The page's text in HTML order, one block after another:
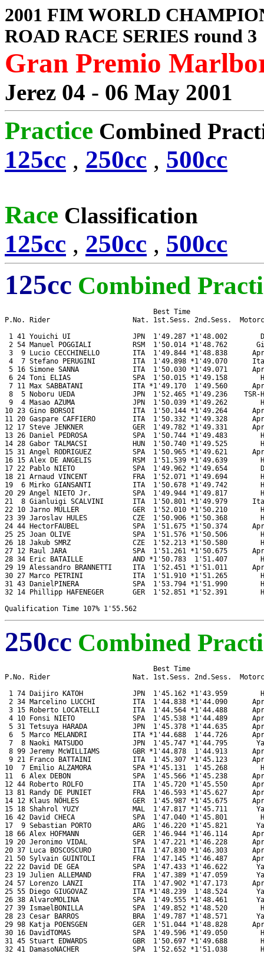
2001 FIM WORLD
ROAD RACE SERIES round 3
Gran Premio
Jerez 04 - 06 May 2001
Practice Combined
125cc , 250cc , 500cc
Race Classification
125cc , 250cc , 500cc
125cc Combined
                                    Best Time
P.No. Rider                    Nat. 1st.Sess. 2nd.Sess.
1 41 Youichi UI               JPN  1'49.287 *1'48.002
2 54 Manuel POGGIALI          RSM  1'50.014 *1'48.762
3  9 Lucio CECCHINELLO        ITA  1'49.844 *1'48.838
4  7 Stefano PERUGINI         ITA  1'49.898 *1'49.070
5 16 Simone SANNA             ITA  1'50.030 *1'49.071
6 24 Toni ELIAS               SPA  1'50.015 *1'49.158
7 11 Max SABBATANI            ITA *1'49.170  1'49.560
8  5 Noboru UEDA              JPN  1'52.465 *1'49.236    TSR-
9  4 Masao AZUMA              JPN  1'50.039 *1'49.262
10 23 Gino BORSOI              ITA  1'50.144 *1'49.264
11 20 Gaspare CAFFIERO         ITA  1'50.332 *1'49.328
12 17 Steve JENKNER            GER  1'49.782 *1'49.331
13 26 Daniel PEDROSA           SPA  1'50.744 *1'49.483
14 28 Gabor TALMACSI           HUN  1'50.740 *1'49.525
15 31 Angel RODRIGUEZ          SPA  1'50.965 *1'49.621
16 15 Alex DE ANGELIS          RSM  1'51.539 *1'49.639
17 22 Pablo NIETO              SPA  1'49.962 *1'49.654
18 21 Arnaud VINCENT           FRA  1'52.071 *1'49.694
19  6 Mirko GIANSANTI          ITA  1'50.678 *1'49.742
20 29 Angel NIETO Jr.          SPA  1'49.944 *1'49.817
21  8 Gianluigi SCALVINI       ITA  1'50.801 *1'49.979
22 10 Jarno MULLER             GER  1'52.010 *1'50.210
23 39 Jaroslav HULES           CZE  1'50.906 *1'50.368
24 44 HectorFAUBEL             SPA  1'51.675 *1'50.374
25 25 Joan OLIVE               SPA  1'51.576 *1'50.506
26 18 Jakub SMRZ               CZE  1'52.213 *1'50.580
27 12 Raul JARA                SPA  1'51.261 *1'50.675
28 34 Eric BATAILLE            AND *1'50.783  1'51.407
29 19 Alessandro BRANNETTI     ITA  1'52.451 *1'51.011
30 27 Marco PETRINI            ITA  1'51.910 *1'51.265
31 43 DanielPINERA             SPA  1'53.794 *1'51.990
32 14 Phillipp HAFENEGER       GER  1'52.851 *1'52.391
250cc Combined
                                    Best Time
P.No. Rider                    Nat. 1st.Sess. 2nd.Sess.
1 74 Daijiro KATOH            JPN  1'45.162 *1'43.959
2 34 Marcelino LUCCHI         ITA  1'44.838 *1'44.090
3 15 Roberto LOCATELLI        ITA  1'44.564 *1'44.488
4 10 Fonsi NIETO              SPA  1'45.538 *1'44.489
5 31 Tetsuya HARADA           JPN  1'45.378 *1'44.635
6  5 Marco MELANDRI           ITA *1'44.688  1'44.726
7  8 Naoki MATSUDO            JPN  1'45.747 *1'44.795
8 99 Jeremy McWILLIAMS        GBR *1'44.878  1'44.913
9 21 Franco BATTAINI          ITA  1'45.307 *1'45.123
10  7 Emilio ALZAMORA          SPA *1'45.131  1'45.268
11  6 Alex DEBON               SPA  1'45.566 *1'45.238
12 44 Roberto ROLFO            ITA  1'45.720 *1'45.550
13 81 Randy DE PUNIET          FRA  1'46.593 *1'45.627
14 12 Klaus NÖHLES             GER  1'45.987 *1'45.675
15 18 Shahrol YUZY             MAL  1'47.817 *1'45.711
16 42 David CHECA              SPA  1'47.040 *1'45.801
17  9 Sebastian PORTO          ARG  1'46.220 *1'45.821
18 66 Alex HOFMANN             GER  1'46.944 *1'46.114
19 20 Jeronimo VIDAL           SPA  1'47.221 *1'46.228
20 37 Luca BOSCOSCURO          ITA  1'47.830 *1'46.303
21 50 Sylvain GUINTOLI         FRA  1'47.145 *1'46.487
22 22 David DE GEA             SPA  1'47.433 *1'46.622
23 19 Julien ALLEMAND          FRA  1'47.389 *1'47.059
24 57 Lorenzo LANZI            ITA  1'47.902 *1'47.173
25 55 Diego GIUGOVAZ           ITA *1'48.239  1'48.524
26 38 AlvaroMOLINA             SPA  1'49.555 *1'48.461
27 39 IsmaelBONILLA            SPA  1'49.852 *1'48.520
28 23 Cesar BARROS             BRA  1'49.787 *1'48.571
29 98 Katja POENSGEN           GER  1'51.044 *1'48.828
30 16 DavidTOMAS               SPA  1'49.596 *1'49.050
31 45 Stuart EDWARDS           GBR  1'50.697 *1'49.688
32 41 DamasoNACHER             SPA  1'52.652 *1'51.038